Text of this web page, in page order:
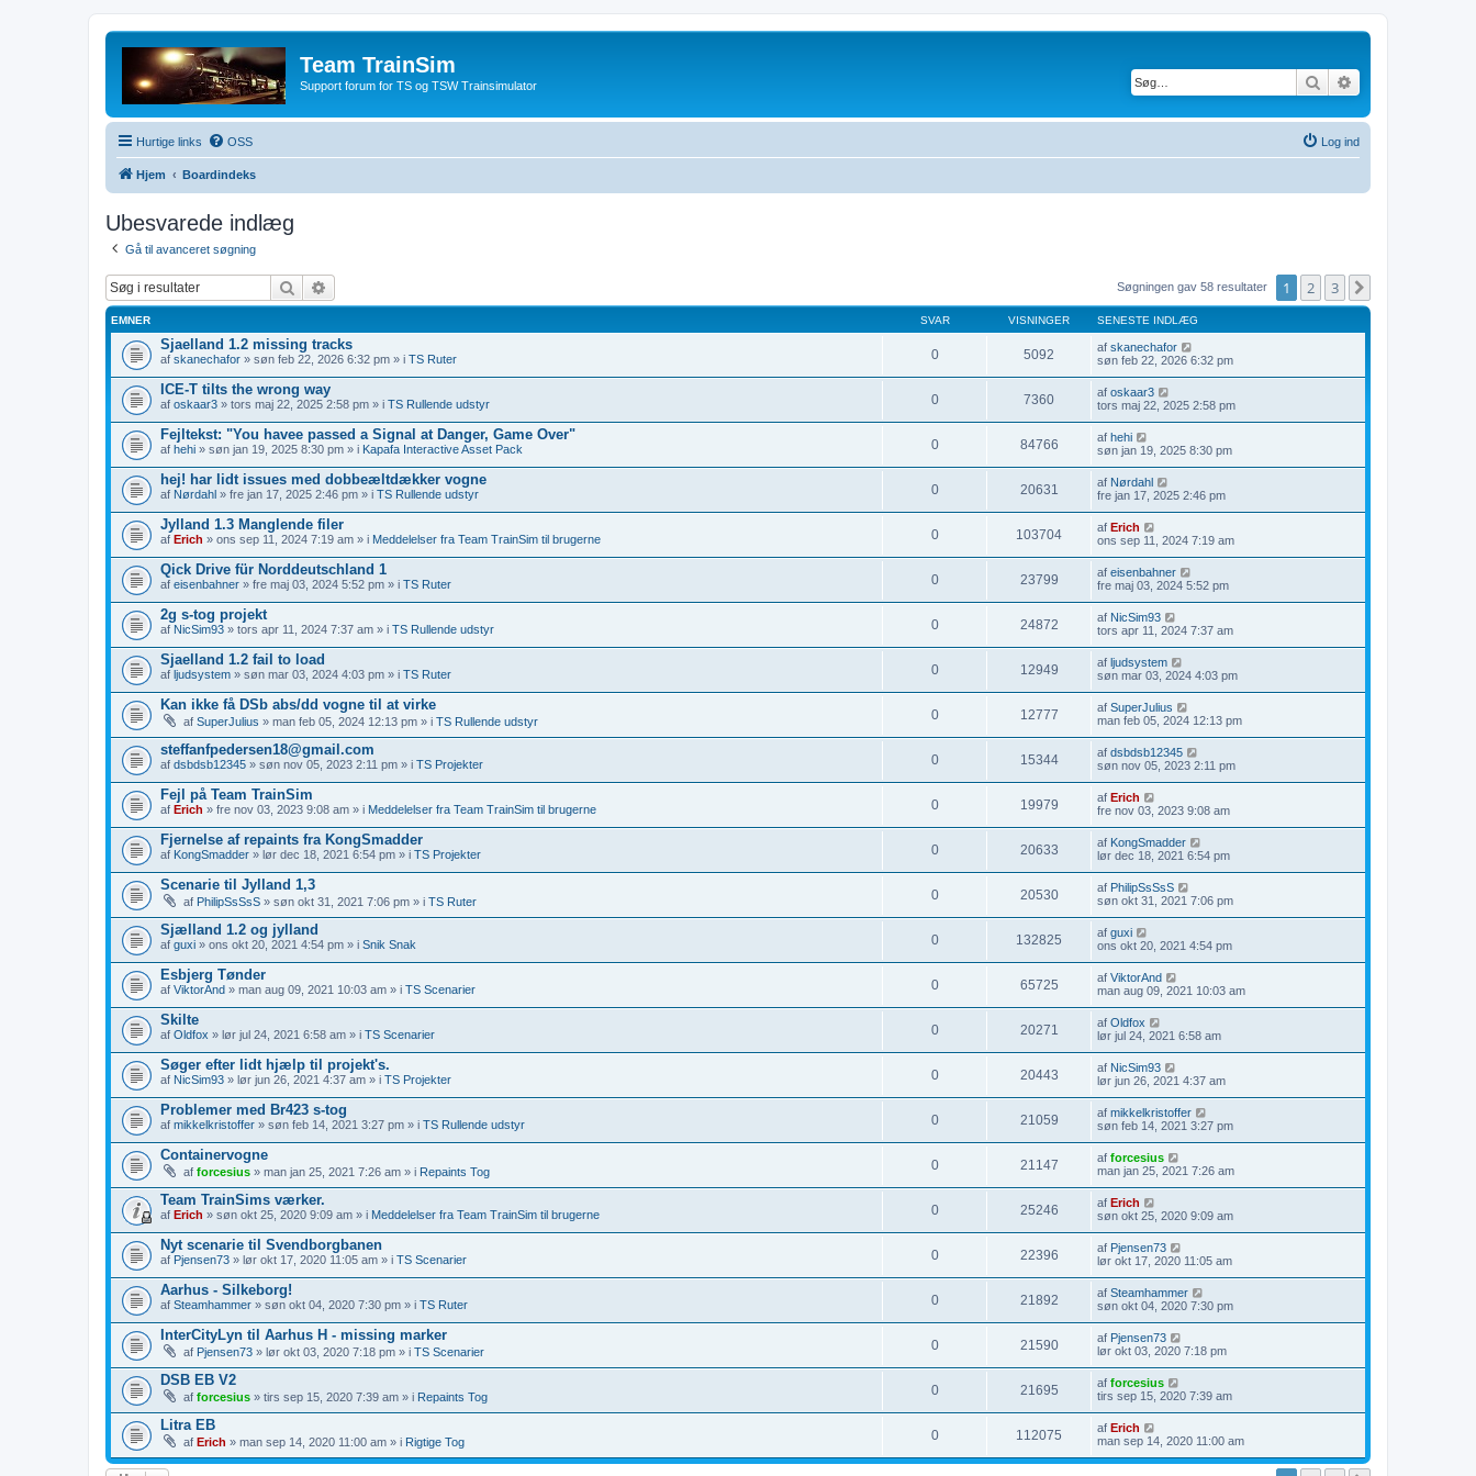
Team TrainSim
Support forum for TS og TSW Trainsimulator Søg
Hurtige links OSS Log ind
Hjem Boardindeks
Ubesvarede indlæg
Gå til avanceret søgning
Søg Søgningen gav 58 resultater 1 2 3
EMNER SVAR VISNINGER SENESTE INDLÆG
Sjaelland 1.2 missing tracks
af skanechafor » søn feb 22, 2026 6:32 pm » i TS Ruter 0 5092 af skanechafor
søn feb 22, 2026 6:32 pm
ICE-T tilts the wrong way
af oskaar3 » tors maj 22, 2025 2:58 pm » i TS Rullende udstyr 0 7360 af oskaar3
tors maj 22, 2025 2:58 pm
Fejltekst: "You havee passed a Signal at Danger, Game Over"
af hehi » søn jan 19, 2025 8:30 pm » i Kapafa Interactive Asset Pack 0 84766 af hehi
søn jan 19, 2025 8:30 pm
hej! har lidt issues med dobbeæltdækker vogne
af Nørdahl » fre jan 17, 2025 2:46 pm » i TS Rullende udstyr 0 20631 af Nørdahl
fre jan 17, 2025 2:46 pm
Jylland 1.3 Manglende filer
af Erich » ons sep 11, 2024 7:19 am » i Meddelelser fra Team TrainSim til brugerne 0 103704 af Erich
ons sep 11, 2024 7:19 am
Qick Drive für Norddeutschland 1
af eisenbahner » fre maj 03, 2024 5:52 pm » i TS Ruter 0 23799 af eisenbahner
fre maj 03, 2024 5:52 pm
2g s-tog projekt
af NicSim93 » tors apr 11, 2024 7:37 am » i TS Rullende udstyr 0 24872 af NicSim93
tors apr 11, 2024 7:37 am
Sjaelland 1.2 fail to load
af ljudsystem » søn mar 03, 2024 4:03 pm » i TS Ruter 0 12949 af ljudsystem
søn mar 03, 2024 4:03 pm
Kan ikke få DSb abs/dd vogne til at virke
af SuperJulius » man feb 05, 2024 12:13 pm » i TS Rullende udstyr 0 12777 af SuperJulius
man feb 05, 2024 12:13 pm
steffanfpedersen18@gmail.com
af dsbdsb12345 » søn nov 05, 2023 2:11 pm » i TS Projekter 0 15344 af dsbdsb12345
søn nov 05, 2023 2:11 pm
Fejl på Team TrainSim
af Erich » fre nov 03, 2023 9:08 am » i Meddelelser fra Team TrainSim til brugerne 0 19979 af Erich
fre nov 03, 2023 9:08 am
Fjernelse af repaints fra KongSmadder
af KongSmadder » lør dec 18, 2021 6:54 pm » i TS Projekter 0 20633 af KongSmadder
lør dec 18, 2021 6:54 pm
Scenarie til Jylland 1,3
af PhilipSsSsS » søn okt 31, 2021 7:06 pm » i TS Ruter 0 20530 af PhilipSsSsS
søn okt 31, 2021 7:06 pm
Sjælland 1.2 og jylland
af guxi » ons okt 20, 2021 4:54 pm » i Snik Snak 0 132825 af guxi
ons okt 20, 2021 4:54 pm
Esbjerg Tønder
af ViktorAnd » man aug 09, 2021 10:03 am » i TS Scenarier 0 65725 af ViktorAnd
man aug 09, 2021 10:03 am
Skilte
af Oldfox » lør jul 24, 2021 6:58 am » i TS Scenarier 0 20271 af Oldfox
lør jul 24, 2021 6:58 am
Søger efter lidt hjælp til projekt's.
af NicSim93 » lør jun 26, 2021 4:37 am » i TS Projekter 0 20443 af NicSim93
lør jun 26, 2021 4:37 am
Problemer med Br423 s-tog
af mikkelkristoffer » søn feb 14, 2021 3:27 pm » i TS Rullende udstyr 0 21059 af mikkelkristoffer
søn feb 14, 2021 3:27 pm
Containervogne
af forcesius » man jan 25, 2021 7:26 am » i Repaints Tog 0 21147 af forcesius
man jan 25, 2021 7:26 am
Team TrainSims værker.
af Erich » søn okt 25, 2020 9:09 am » i Meddelelser fra Team TrainSim til brugerne 0 25246 af Erich
søn okt 25, 2020 9:09 am
Nyt scenarie til Svendborgbanen
af Pjensen73 » lør okt 17, 2020 11:05 am » i TS Scenarier 0 22396 af Pjensen73
lør okt 17, 2020 11:05 am
Aarhus - Silkeborg!
af Steamhammer » søn okt 04, 2020 7:30 pm » i TS Ruter 0 21892 af Steamhammer
søn okt 04, 2020 7:30 pm
InterCityLyn til Aarhus H - missing marker
af Pjensen73 » lør okt 03, 2020 7:18 pm » i TS Scenarier 0 21590 af Pjensen73
lør okt 03, 2020 7:18 pm
DSB EB V2
af forcesius » tirs sep 15, 2020 7:39 am » i Repaints Tog 0 21695 af forcesius
tirs sep 15, 2020 7:39 am
Litra EB
af Erich » man sep 14, 2020 11:00 am » i Rigtige Tog 0 112075 af Erich
man sep 14, 2020 11:00 am